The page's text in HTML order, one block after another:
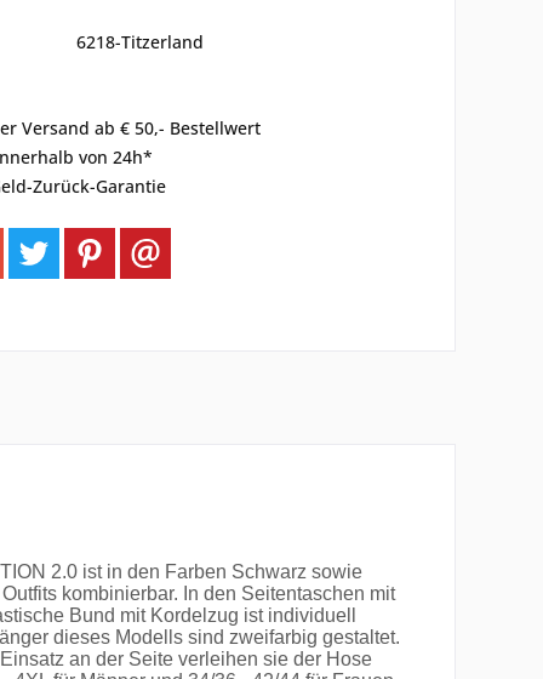
6218-Titzerland
Versand ab € 50,- Bestellwert
von 24h*
Zurück-Garantie
2.0 ist in den Farben Schwarz sowie
kombinierbar. In den Seitentaschen mit
Bund mit Kordelzug ist individuell
dieses Modells sind zweifarbig gestaltet.
an der Seite verleihen sie der Hose